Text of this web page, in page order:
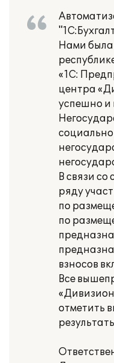
Нами была
«1С:
центра
успешно и
В связи
ряду
по
по
взносов
Все
отметить